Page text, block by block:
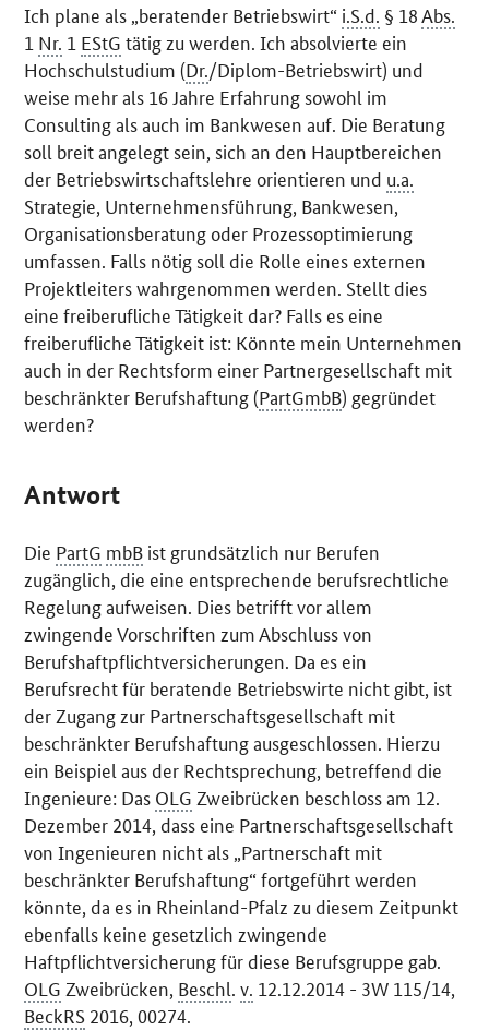
Ich plane als „beratender Betriebswirt“ i.S.d. § 18Abs.
1 Nr. 1 EStG tätig zu werden. Ich absolvierte ein
Hochschulstudium (Dr./Diplom-Betriebswirt) und
weise mehr als 16 Jahre Erfahrung sowohl im
Consultingals auch im Bankwesen auf. Die Beratung
soll breit angelegt sein, sich an den Hauptbereichen
der Betriebswirtschaftslehre orientieren und u.a.
Strategie, Unternehmensführung, Bankwesen,
Organisationsberatung oder Prozessoptimierung
umfassen. Falls nötig soll die Rolle eines externen
Projektleiters wahrgenommen werden. Stellt dies
eine freiberufliche Tätigkeit dar? Falls es eine
freiberufliche Tätigkeit ist: Könnte mein Unternehmen
auch in der Rechtsform einer Partnergesellschaft mit
beschränkter Berufshaftung (PartGmbB) gegründet
werden?
Antwort
Die PartG mbB ist grundsätzlich nur Berufen
zugänglich, die eine entsprechende berufsrechtliche
Regelung aufweisen. Dies betrifft vor allem
zwingende Vorschriften zum Abschluss von
Berufshaftpflichtversicherungen. Da es ein
Berufsrecht für beratende Betriebswirte nicht gibt, ist
der Zugang zur Partnerschaftsgesellschaft mit
beschränkter Berufshaftung ausgeschlossen. Hierzu
ein Beispiel aus der Rechtsprechung, betreffend die
Ingenieure: Das OLG Zweibrücken beschloss am 12.
Dezember 2014, dass eine Partnerschaftsgesellschaft
von Ingenieuren nicht als „Partnerschaft mit
beschränkter Berufshaftung“ fortgeführt werden
könnte, da es in Rheinland-Pfalz zu diesem Zeitpunkt
ebenfalls keine gesetzlich zwingende
Haftpflichtversicherung für diese Berufsgruppe gab.
OLG Zweibrücken, Beschl.v. 12.12.2014 - 3W 115/14,
BeckRS 2016, 00274.